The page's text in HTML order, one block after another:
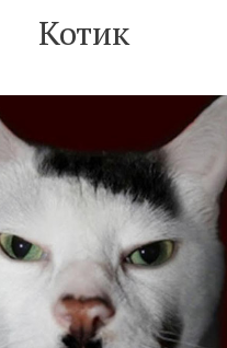
Котик